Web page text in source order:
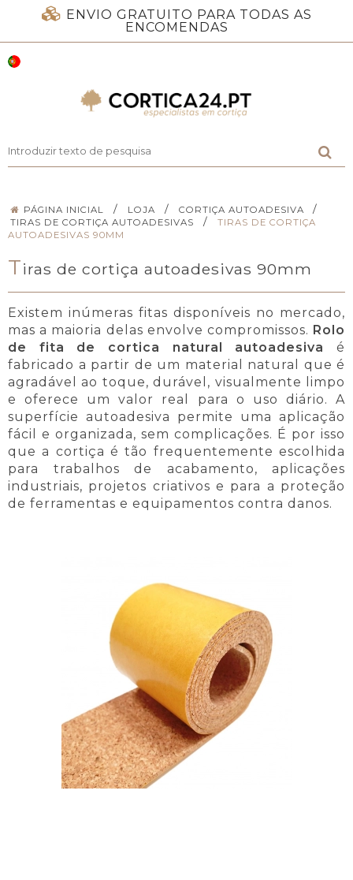
ENVIO GRATUITO PARA TODAS AS
ENCOMENDAS
PÁGINA INICIAL / LOJA / CORTIÇA AUTOADESIVA /
TIRAS DE CORTIÇA AUTOADESIVAS /
TIRAS DE CORTIÇA
AUTOADESIVAS 90MM
Tiras de cortiça autoadesivas 90mm
Existem inúmeras fitas disponíveis no mercado,
mas a maioria delas envolve compromissos. Rolo
de fita de cortica natural autoadesiva
é
fabricado a partir de um material natural que é
agradável ao toque, durável, visualmente limpo
e oferece um valor real para o uso diário. A
superfície autoadesiva permite uma aplicação
fácil e organizada, sem complicações. É por isso
que a cortiça é tão frequentemente escolhida
para trabalhos de acabamento, aplicações
industriais, projetos criativos e para a proteção
de ferramentas e equipamentos contra danos.